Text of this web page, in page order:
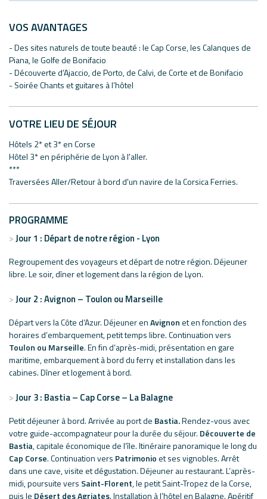
VOS AVANTAGES
- Des sites naturels de toute beauté : le Cap Corse, les Calanques de
Piana, le Golfe de Bonifacio
- Découverte d’Ajaccio, de Porto, de Calvi, de Corte et de Bonifacio
- Soirée Chants et guitares à l’hôtel
VOTRE LIEU DE SÉJOUR
Hôtels 2* et 3* en Corse
Hôtel 3* en périphérie de Lyon à l'aller.
***
Traversées Aller/Retour à bord d'un navire de la Corsica Ferries.
PROGRAMME
Jour 1 : Départ de notre région - Lyon
Regroupement des voyageurs et départ de notre région. Déjeuner
libre. Le soir, dîner et logement dans la région de Lyon.
Jour 2 : Avignon – Toulon ou Marseille
Départ vers la Côte d’Azur. Déjeuner enAvignonet en fonction des
horaires d’embarquement, petit temps libre. Continuation vers
Toulon ou Marseille. En fin d’après-midi, présentation en gare
maritime, embarquement à bord du ferry et installation dans les
cabines. Dîner et logement à bord.
Jour 3 : Bastia – Cap Corse – La Balagne
Petit déjeuner à bord. Arrivée au port de Bastia.Rendez-vous avec
votre guide-accompagnateur pour la durée du séjour. Découverte de
Bastia, capitale économique de l’île. Itinéraire panoramique le long du
Cap Corse. Continuation vers Patrimonioet ses vignobles. Arrêt
dans une cave, visite et dégustation. Déjeuner au restaurant. L’après-
midi, poursuite vers Saint-Florent, le petit Saint-Tropez de la Corse,
puis le Désert des Agriates. Installation à l’hôtel en Balagne. Apéritif